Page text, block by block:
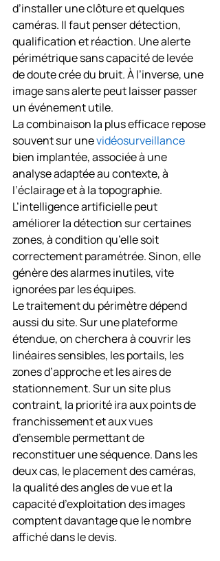
d’installer une clôture et quelques
caméras. Il faut penser détection,
qualification et réaction. Une alerte
périmétrique sans capacité de levée
de doute crée du bruit. À l’inverse, une
image sans alerte peut laisser passer
un événement utile.
La combinaison la plus efficace repose
souvent sur une vidéosurveillance
bien implantée, associée à une
analyse adaptée au contexte, à
l’éclairage et à la topographie.
L’intelligence artificielle peut
améliorer la détection sur certaines
zones, à condition qu’elle soit
correctement paramétrée. Sinon, elle
génère des alarmes inutiles, vite
ignorées par les équipes.
Le traitement du périmètre dépend
aussi du site. Sur une plateforme
étendue, on cherchera à couvrir les
linéaires sensibles, les portails, les
zones d’approche et les aires de
stationnement. Sur un site plus
contraint, la priorité ira aux points de
franchissement et aux vues
d’ensemble permettant de
reconstituer une séquence. Dans les
deux cas, le placement des caméras,
la qualité des angles de vue et la
capacité d’exploitation des images
comptent davantage que le nombre
affiché dans le devis.